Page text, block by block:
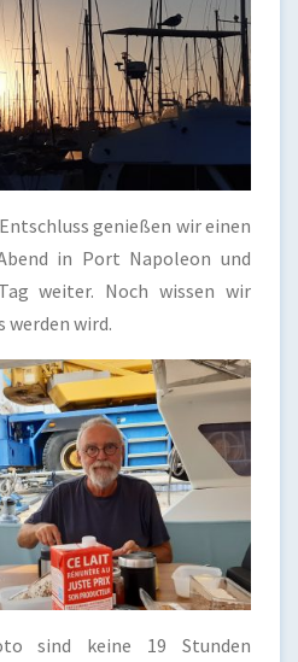
genießen wir einen
in Port Napoleon und
weiter. Noch wissen wir
werden wird.
sind keine 19 Stunden